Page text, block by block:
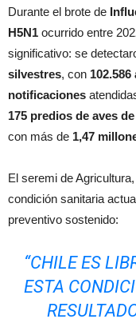
Durante el brote de
H5N1 ocurrido entre
significativo: se
silvestres, con
notificaciones
175 predios de aves
con más de 1,47
El seremi de Agricultura,
condición sanitaria
preventivo sostenido:
“CHILE ES
ESTA